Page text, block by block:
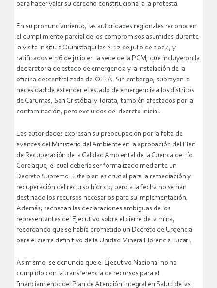
para hacer valer su derecho constitucional a la protesta.
En su pronunciamiento, las autoridades regionales reconocen
el cumplimiento parcial de los compromisos asumidos durante
la visita in situ a Quinistaquillas el 12 de julio de 2024, y
ratificados el 16 de julio en la sede de la PCM, que incluyeron la
declaratoria de estado de emergencia y la instalación de la
oficina descentralizada del OEFA. Sin embargo, subrayan la
necesidad de extender el estado de emergencia a los distritos
de Carumas, San Cristóbal y Torata, también afectados por la
contaminación, pero excluidos del decreto inicial.
Las autoridades expresan su preocupación por la falta de
avances del Ministerio del Ambiente en la aprobación del Plan
de Recuperación de la Calidad Ambiental de la Cuenca del río
Coralaque, el cual debería ser formalizado mediante un
Decreto Supremo. Este plan es crucial para la remediación y
recuperación del recurso hídrico, pero a la fecha no se han
destinado los recursos necesarios para su implementación.
Además, rechazan las declaraciones ambiguas de los
representantes del Ejecutivo sobre el cierre de la mina,
recordando que se había prometido un Decreto de Urgencia
para el cierre definitivo de la Unidad Minera Florencia Tucari.
Asimismo, se denuncia que el Ejecutivo Nacional no ha
cumplido con la transferencia de recursos para el
financiamiento del Plan de Atención Integral en Salud de las